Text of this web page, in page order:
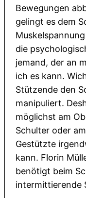
Bewegungen
gelingt es dem
die
jemand, der an
ich es kann.
Stützende den
manipuliert.
möglichst am
Schulter oder
Gestützte
kann. Florin
benötigt beim
intermittierende